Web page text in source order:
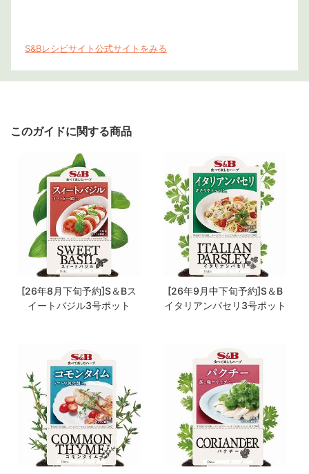
S&Bレシピサイト公式サイトをみる
このガイドに関する商品
[26年8月下旬予約]S＆Bス
イートバジル3号ポット
[26年9月中下旬予約]S＆B
イタリアンパセリ3号ポット